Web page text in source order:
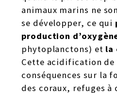
animaux marins ne
se développer, ce qui
production
phytoplanctons) et la
Cette acidification de
conséquences sur la
des coraux, refuges à